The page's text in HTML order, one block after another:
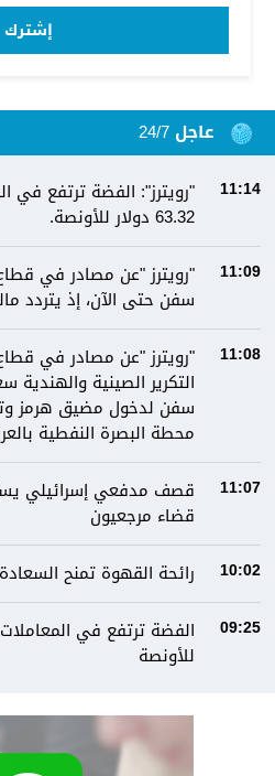
إشترك
عاجل 24/7
11:14
63.32 دولار للأونصة.
11:09
"رويترز "عن مصادر في
سفن حتى الآن، إذ يتردد
11:08
"رويترز "عن مصادر في
التكرير الصينية
سفن لدخول مضيق هرمز
محطة البصرة النفطية
11:07
قصف مدفعي إسرائيلي
قضاء مرجعيون
10:02 رائحة القهوة تمنح
09:25
للأونصة